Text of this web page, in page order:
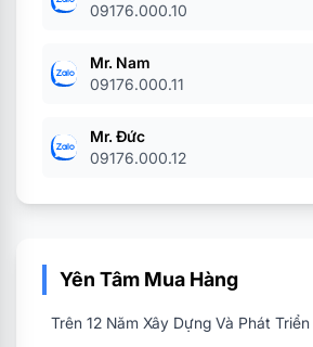
09176.000.10
Mr. Nam
09176.000.11
Mr. Đức
09176.000.12
Yên Tâm Mua Hàng
Trên 12 Năm Xây Dựng Và Phát Triển